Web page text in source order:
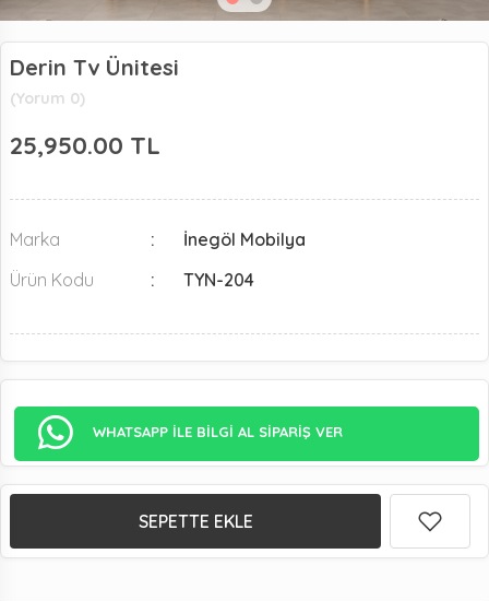
Derin Tv Ünitesi
(Yorum 0)
25,950.00 TL
Marka
İnegöl Mobilya
Ürün Kodu
TYN-204
WHATSAPP İLE BİLGİ AL SİPARİŞ VER
SEPETTE EKLE